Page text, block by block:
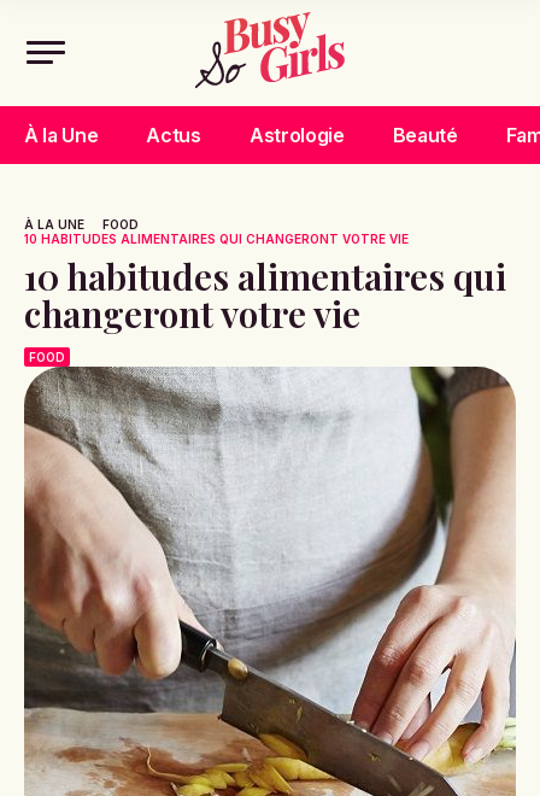
À la Une Actus Astrologie Beauté
À LA UNE
FOOD
10 HABITUDES ALIMENTAIRES QUI CHANGERONT VOTRE VIE
10 habitudes alimentaires qui
changeront votre vie
FOOD